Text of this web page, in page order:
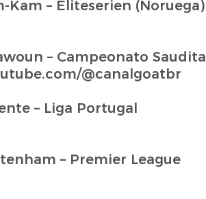
Kam – Eliteserien (Noruega)
– Campeonato Saudita
@canalgoatbr
– Liga Portugal
– Premier League